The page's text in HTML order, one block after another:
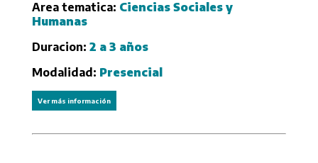
Area tematica: Ciencias Sociales y
Humanas
Duracion: 2 a 3 años
Modalidad: Presencial
Ver más información